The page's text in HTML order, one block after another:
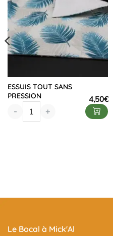
ESSUIS TOUT SANS
PRESSION
4,50€
-
+
Le Bocal à Mick'Al